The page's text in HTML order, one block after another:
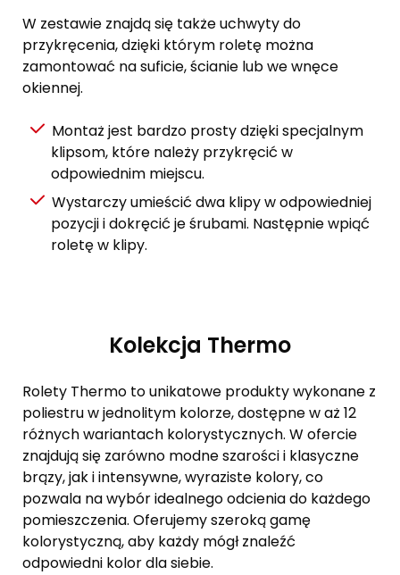
W zestawie znajdą się także uchwyty do
przykręcenia, dzięki którym roletę można
zamontować na suficie, ścianie lub we wnęce
okiennej.
Montaż jest bardzo prosty dzięki specjalnym
klipsom, które należy przykręcić w
odpowiednim miejscu.
Wystarczy umieścić dwa klipy w odpowiedniej
pozycji i dokręcić je śrubami. Następnie wpiąć
roletę w klipy.
Kolekcja Thermo
Rolety Thermo to unikatowe produkty wykonane z
poliestru w jednolitym kolorze, dostępne w aż 12
różnych wariantach kolorystycznych. W ofercie
znajdują się zarówno modne szarości i klasyczne
brązy, jak i intensywne, wyraziste kolory, co
pozwala na wybór idealnego odcienia do każdego
pomieszczenia. Oferujemy szeroką gamę
kolorystyczną, aby każdy mógł znaleźć
odpowiedni kolor dla siebie.